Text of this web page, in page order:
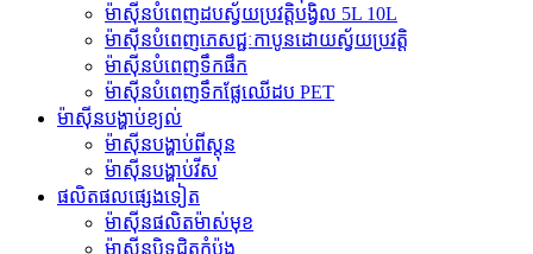
ម៉ាស៊ីនបំពេញដបស្វ័យប្រវត្តិបង្វិល 5L 10L
ម៉ាស៊ីនបំពេញភេសជ្ជៈកាបូនដោយស្វ័យប្រវត្តិ
ម៉ាស៊ីនបំពេញទឹកផឹក
ម៉ាស៊ីនបំពេញទឹកផ្លែឈើដប PET
ម៉ាស៊ីនបង្ហាប់ខ្យល់
ម៉ាស៊ីនបង្ហាប់ពីស្តុន
ម៉ាស៊ីនបង្ហាប់វីស
ផលិតផលផ្សេងទៀត
ម៉ាស៊ីនផលិតម៉ាស់មុខ
ម៉ាស៊ីនបិទជិតកំប៉ុង